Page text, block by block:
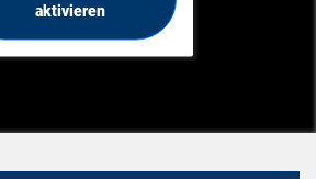
aktivieren